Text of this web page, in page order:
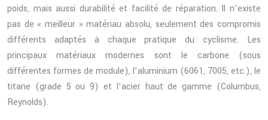
poids, mais aussi durabilité et facilité de réparation. Il n’existe
pas de « meilleur » matériau absolu, seulement des compromis
différents adaptés à chaque pratique du cyclisme. Les
principaux matériaux modernes sont le carbone (sous
différentes formes de module), l’aluminium (6061, 7005, etc.), le
titane (grade 5 ou 9) et l’acier haut de gamme (Columbus,
Reynolds).